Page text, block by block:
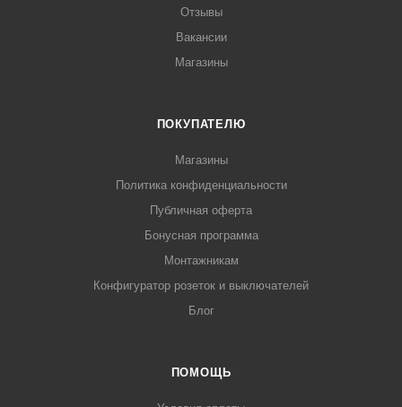
Отзывы
Вакансии
Магазины
ПОКУПАТЕЛЮ
Магазины
Политика конфиденциальности
Публичная оферта
Бонусная программа
Монтажникам
Конфигуратор розеток и выключателей
Блог
ПОМОЩЬ